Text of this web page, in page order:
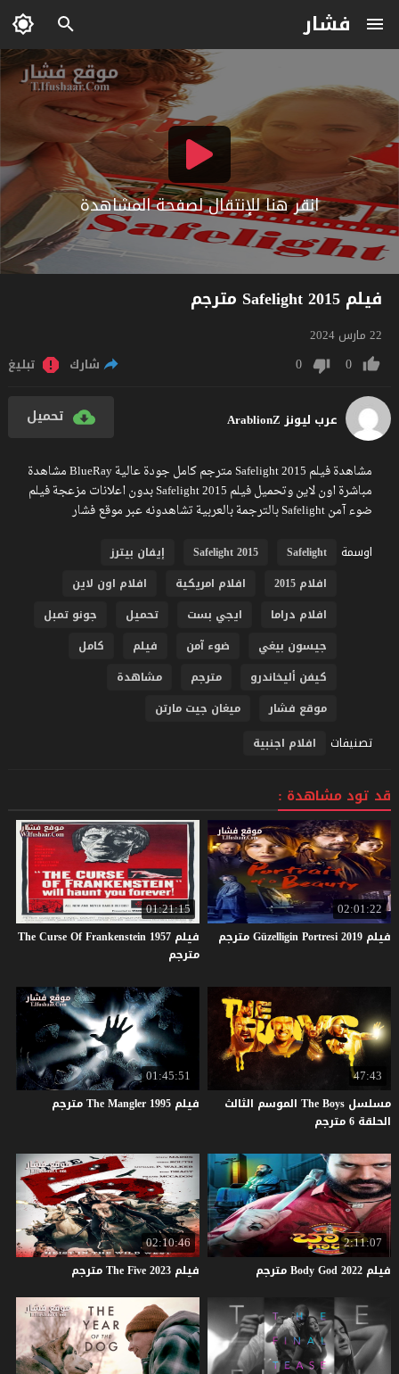
فشار
انقر هنا للإنتقال لصفحة المشاهدة
فيلم Safelight 2015 مترجم
22 مارس 2024
0
0 شارك تبليغ
عرب ليونز ArablionZ تحميل
مشاهدة فيلم Safelight 2015 مترجم كامل جودة عالية BlueRay مشاهدة
مباشرة اون لاين وتحميل فيلم Safelight 2015 بدون اعلانات مزعجة فيلم
ضوء آمن Safelight بالترجمة بالعربية تشاهدونه عبر موقع فشار
اوسمة
Safelight
Safelight 2015
إيفان بيترز
افلام 2015
افلام امريكية
افلام اون لاين
افلام دراما
ايجي بست تحميل
جونو تمبل
جيسون بيغي
ضوء آمن فيلم
كامل
كيفن أليخاندرو
مترجم
مشاهدة
موقع فشار
ميغان جيت مارتن
تصنيفات افلام اجنبية
قد تود مشاهدة :
02:01:22
فيلم GüzelliginPortresi2019 مترجم
01:21:15
فيلم The Curse Of Frankenstein 1957
مترجم
47:43
مسلسل The Boys الموسم الثالث
الحلقة 6 مترجم
01:45:51
فيلم TheMangler 1995 مترجم
2:11:07
فيلم BodyGod2022 مترجم
02:10:46
فيلم TheFive2023 مترجم